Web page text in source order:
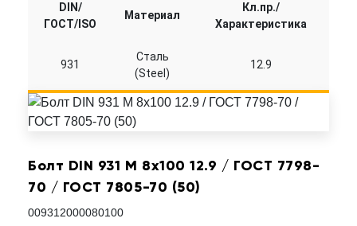
Болт DIN 931 M 8x100 12.9 / ГОСТ 7798-
70 / ГОСТ 7805-70 (50)
009312000080100
DIN/
ГОСТ/ISO
Материал
Кл.пр./
Характеристика
931
Сталь
(Steel)
12.9